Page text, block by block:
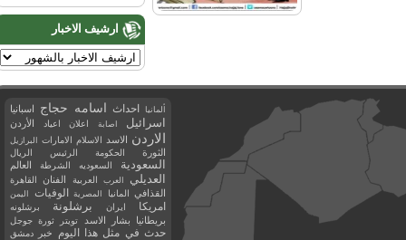
ارشيف الاخبار
ألمانيا احداث اسامه حجاج اسبانيا
اسرائيل اصابة اعلان اعياد الأردن
الاردن الاسد الاسلام الامارات البرازيل
الثورة الحكومة الرئيس الريال
السعودية السعوديه الشرطة العالم
العديلي العرب العربية الفنان القاهرة
القذافي المانيا المصرية الوفيات اليمن
امريكا ايران برشلونة برشلونه
بريطانيا بشار الاسد تويتر ثورة جوجل
حدث في مثل هذا اليوم خبر دمشق